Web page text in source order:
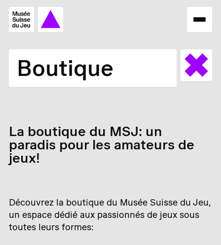
Boutique
La boutique du MSJ: un
paradis pour les amateurs de
jeux!
Découvrez la boutique du Musée Suisse du Jeu,
un espace dédié aux passionnés de jeux sous
toutes leurs formes: